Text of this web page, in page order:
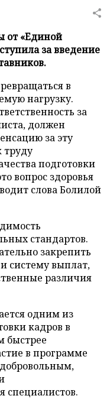
от «Единой
за введение
в
нагрузку.
за
должен
за эту
труду
подготовки
вопрос здоровья
слова Болилой
стандартов.
закрепить
систему выплат,
различия
одним из
кадров в
быстрее
в программе
специалистов.